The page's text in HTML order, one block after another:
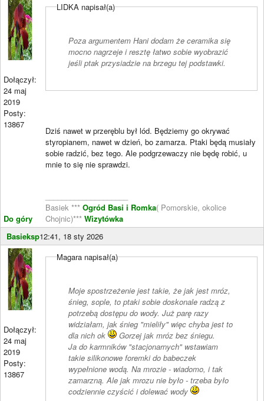
Dołączył:
24 maj
2019
Posty:
13867
Do góry
LIDKA napisał(a)
Poza argumentem Hani dodam że ceramika się
mocno nagrzeje i resztę łatwo sobie wyobrazić
jeśli ptak przysiadzie na brzegu tej podstawki.
Dziś nawet w przeręblu był lód. Będziemy go okrywać
styropianem, nawet w dzień, bo zamarza. Ptaki będą musiały
sobie radzić, bez tego. Ale podgrzewaczy nie będę robić, u
mnie to się nie sprawdzi.
Basiek *** Ogród Basi i Romka( Pomorskie, okolice
Chojnic)*** Wizytówka
Basieksp12:41, 18 sty 2026
Dołączył:
24 maj
2019
Posty:
13867
Magara napisał(a)
Moje spostrzeżenie jest takie, że jak jest mróz,
śnieg, sople, to ptaki sobie doskonale radzą z
potrzebą dostępu do wody. Już parę razy
widziałam, jak śnieg "mieliły" więc chyba jest to
dla nich ok
Gorzej jak mróz bez śniegu.
Ja do karmników "stacjonarnych" wstawiam
takie silikonowe foremki do babeczek
wypełnione wodą. Na mrozie - wiadomo, i tak
zamarzną. Ale jak mrozu nie było - trzeba było
codziennie czyścić i dolewać wody